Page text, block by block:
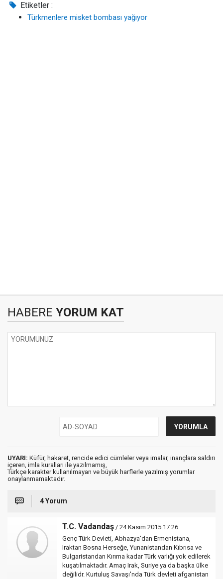
Etiketler :
Türkmenlere misket bombası yağıyor
HABERE YORUM KAT
UYARI: Küfür, hakaret, rencide edici cümleler veya imalar, inançlara saldırı
içeren, imla kuralları ile yazılmamış,
Türkçe karakter kullanılmayan ve büyük harflerle yazılmış yorumlar
onaylanmamaktadır.
4 Yorum
T.C. Vadandaş / 24 Kasım 2015 17:26
Genç Türk Devleti, Abhazya'dan Ermenistana,
Iraktan Bosna Herseğe, Yunanistandan Kıbrısa ve
Bulgaristandan Kırıma kadar Türk varlığı yok edilerek
kuşatılmaktadır. Amaç Irak, Suriye ya da başka ülke
değilidr. Kurtuluş Savaşı'nda Türk devleti afganistan